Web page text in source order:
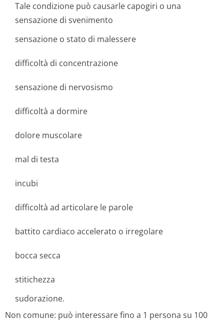
Tale condizione può causarle capogiri o una
sensazione di svenimento
sensazione o stato di malessere
difficoltà di concentrazione
sensazione di nervosismo
difficoltà a dormire
dolore muscolare
mal di testa
incubi
difficoltà ad articolare le parole
battito cardiaco accelerato o irregolare
bocca secca
stitichezza
sudorazione.
Non comune: può interessare fino a 1 persona su 100